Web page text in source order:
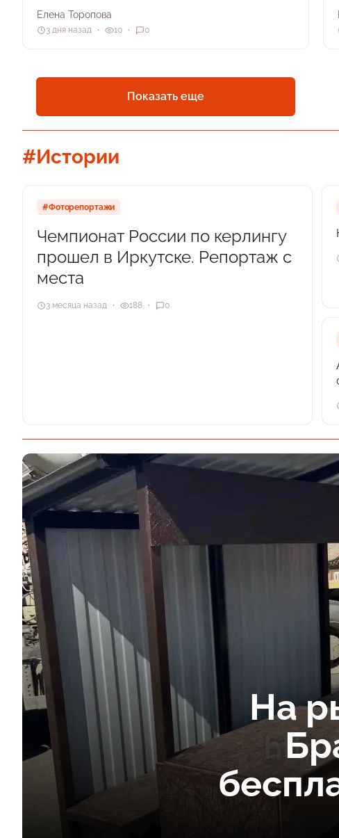
Елена Торопова
3 дня назад 10 0
Показать еще
#Истории
#Фоторепортажи
Чемпионат России по керлингу
прошел в Иркутске. Репортаж с
места
3 месяца назад 188 0
На